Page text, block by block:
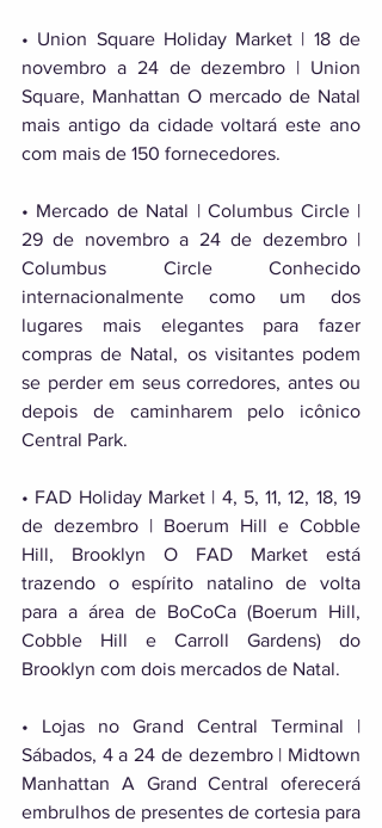
• Union Square Holiday Market | 18 de
novembro a 24 de dezembro | Union
Square, Manhattan O mercado de Natal
mais antigo da cidade voltará este ano
com mais de 150 fornecedores.
• Mercado de Natal | Columbus Circle |
29 de novembro a 24 de dezembro |
Columbus Circle Conhecido
internacionalmente como um dos
lugares mais elegantes para fazer
compras de Natal, os visitantes podem
se perder em seus corredores, antes ou
depois de caminharem pelo icônico
Central Park.
• FAD Holiday Market | 4, 5, 11, 12, 18, 19
de dezembro | Boerum Hill e Cobble
Hill, Brooklyn O FAD Market está
trazendo o espírito natalino de volta
para a área de BoCoCa (Boerum Hill,
Cobble Hill e Carroll Gardens) do
Brooklyn com dois mercados de Natal.
• Lojas no Grand Central Terminal |
Sábados, 4 a 24 de dezembro | Midtown
Manhattan A Grand Central oferecerá
embrulhos de presentes de cortesia para